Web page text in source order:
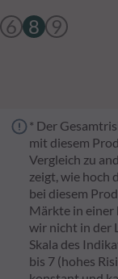
6 8 9
* Der
mit diesem
Vergleich zu
zeigt, wie hoch
bei diesem
Märkte in einer
wir nicht in der
Skala des
bis 7 (hohes